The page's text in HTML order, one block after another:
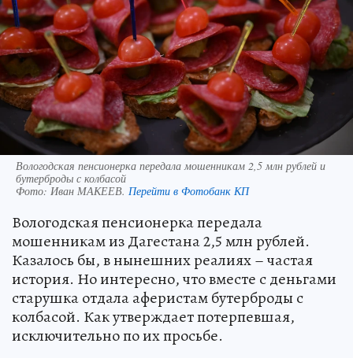
Вологодская пенсионерка передала мошенникам 2,5 млн рублей и
бутерброды с колбасой
Фото: Иван МАКЕЕВ. Перейти в Фотобанк КП
Вологодская пенсионерка передала
мошенникам из Дагестана 2,5 млн рублей.
Казалось бы, в нынешних реалиях – частая
история. Но интересно, что вместе с деньгами
старушка отдала аферистам бутерброды с
колбасой. Как утверждает потерпевшая,
исключительно по их просьбе.